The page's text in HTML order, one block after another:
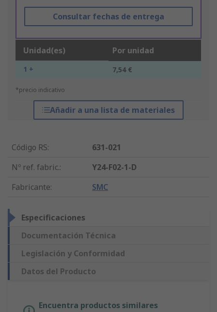
Consultar fechas de entrega
Unidad(es) Por unidad
1 + 7,54 €
*precio indicativo
Añadir a una lista de materiales
Código RS:
631-021
Nº ref. fabric.:
Y24-F02-1-D
Fabricante: SMC
Especificaciones
Documentación Técnica
Legislación y Conformidad
Datos del Producto
Encuentra productos similares